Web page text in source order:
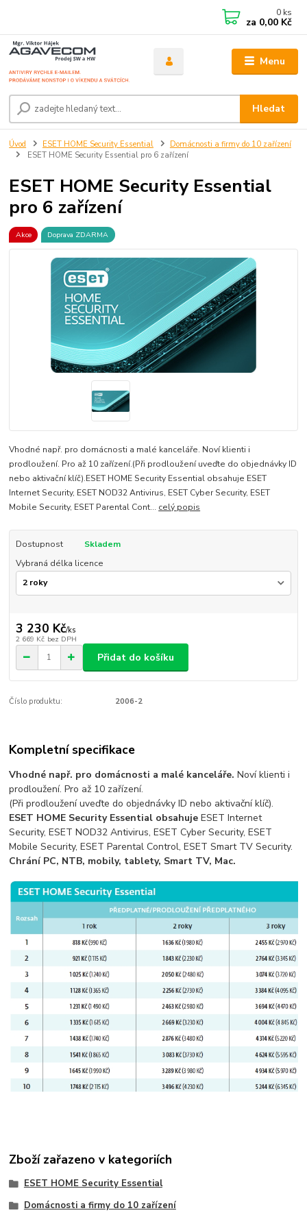
Menu
Hledat
0 ks
za 0,00 Kč
Úvod ESET HOME Security Essential
Domácnosti a firmy do 10 zařízení
ESET HOME Security Essential pro 6 zařízení
ESET HOME Security Essential
pro 6 zařízení
Akce Doprava ZDARMA
Vhodné např. pro domácnosti a malé kanceláře. Noví klienti i
prodloužení. Pro až 10 zařízení.(Při prodloužení uveďte do objednávky ID
nebo aktivační klíč).ESET HOME Security Essential obsahuje ESET
Internet Security, ESET NOD32 Antivirus, ESET Cyber Security, ESET
Mobile Security, ESET Parental Cont... celý popis
Dostupnost
Skladem
Vybraná délka licence
3 230 Kč/ks
2 669 Kč bez DPH
Přidat do košíku
Číslo produktu: 2006-2
Kompletní specifikace
Vhodné např. pro domácnosti a malé kanceláře. Noví klienti i
prodloužení. Pro až 10 zařízení.
(Při prodloužení uveďte do objednávky ID nebo aktivační klíč).
ESET HOME Security Essential obsahuje ESET Internet
Security, ESET NOD32 Antivirus, ESET Cyber Security, ESET
Mobile Security, ESET Parental Control, ESET Smart TV Security.
Chrání PC, NTB, mobily, tablety, Smart TV, Mac.
Zboží zařazeno v kategoriích
ESET HOME Security Essential
Domácnosti a firmy do 10 zařízení